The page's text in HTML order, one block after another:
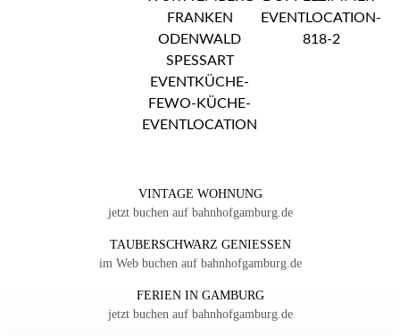
VINTAGE WOHNUNG
jetzt buchen auf bahnhofgamburg.de
TAUBERSCHWARZ GENIESSEN
im Web buchen auf bahnhofgamburg.de
FERIEN IN GAMBURG
jetzt buchen auf bahnhofgamburg.de